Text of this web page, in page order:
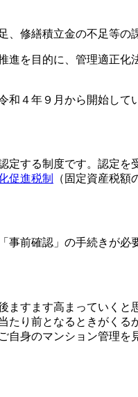
修繕積立金の不足等の
を目的に、管理適正
４年９月から開始して
する制度です。認定
促進税制
（固定資産税
前確認」の手続きが必
すます高まっていく
り前となるときがく
自身のマンション管理を